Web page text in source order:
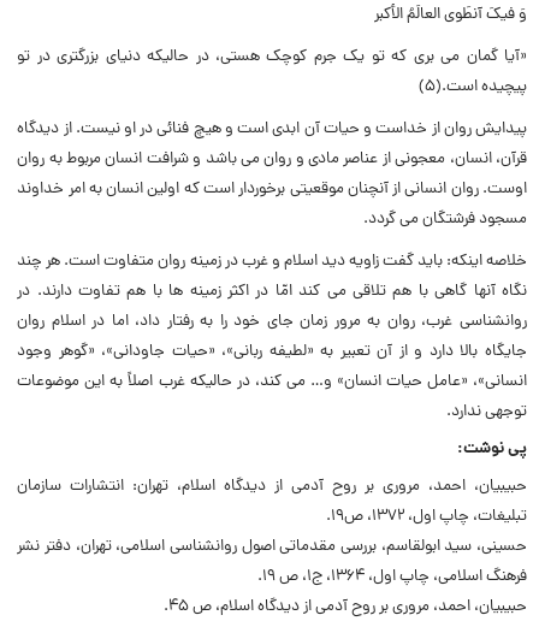
وَ فیکَ آنطَوی العالَمُ الأکبر
«آیا گمان می بری که تو یک جرم کوچک هستی، در حالیکه دنیای بزرگتری در تو
پیچیده است.(۵)
پیدایش روان از خداست و حیات آن ابدی است و هیچ فنائی در او نیست. از دیدگاه
قرآن، انسان، معجونی از عناصر مادی و روان می باشد و شرافت انسان مربوط به روان
اوست. روان انسانی از آنچنان موقعیتی برخوردار است که اولین انسان به امر خداوند
مسجود فرشتگان می گردد.
خلاصه اینکه: باید گفت زاویه دید اسلام و غرب در زمینه روان متفاوت است. هر چند
نگاه آنها گاهی با هم تلاقی می کند امّا در اکثر زمینه ها با هم تفاوت دارند. در
روانشناسی غرب، روان به مرور زمان جای خود را به رفتار داد، اما در اسلام روان
جایگاه بالا دارد و از آن تعبیر به «لطیفه ربانی»، «حیات جاودانی»، «گوهر وجود
انسانی»، «عامل حیات انسان» و… می کند، در حالیکه غرب اصلاً به این موضوعات
توجهی ندارد.
پی نوشت:
حبیبیان، احمد، مروری بر روح آدمی از دیدگاه اسلام، تهران: انتشارات سازمان
تبلیغات، چاپ اول، ۱۳۷۲، ص۱۹.
حسینی، سید ابولقاسم، بررسی مقدماتی اصول روانشناسی اسلامی، تهران، دفتر نشر
فرهنگ اسلامی، چاپ اول، ۱۳۶۴، ج۱، ص ۱۹.
حبیبیان، احمد، مروری بر روح آدمی از دیدگاه اسلام، ص ۴۵.